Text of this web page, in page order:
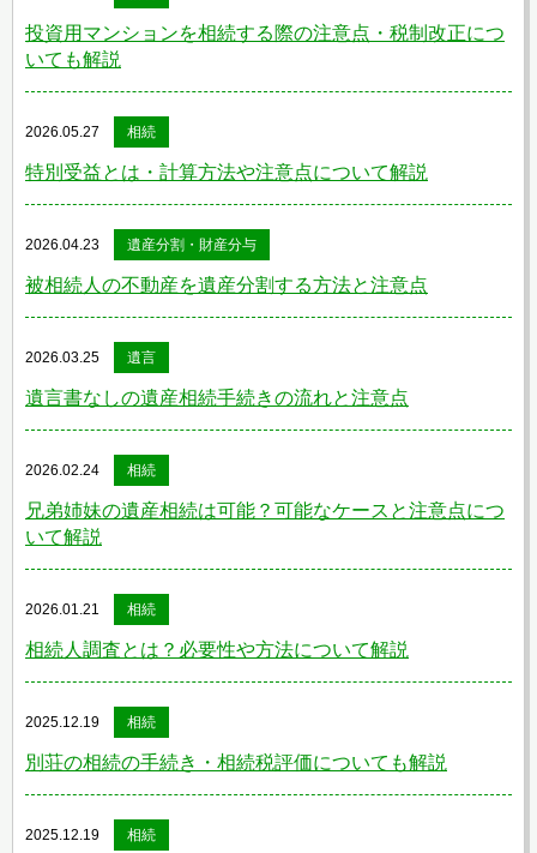
投資用マンションを相続する際の注意点・税制改正につ
いても解説
2026.05.27 相続
特別受益とは・計算方法や注意点について解説
2026.04.23 遺産分割・財産分与
被相続人の不動産を遺産分割する方法と注意点
2026.03.25 遺言
遺言書なしの遺産相続手続きの流れと注意点
2026.02.24 相続
兄弟姉妹の遺産相続は可能？可能なケースと注意点につ
いて解説
2026.01.21 相続
相続人調査とは？必要性や方法について解説
2025.12.19 相続
別荘の相続の手続き・相続税評価についても解説
2025.12.19 相続